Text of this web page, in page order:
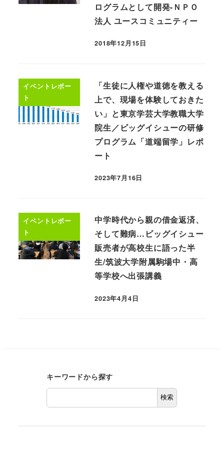
ログラムとして開発-ＮＰＯ
法人 ユースコミュニティー
2018年12月15日
イベントレポー
ト
「生徒に人権や道徳を教える
上で、現場を体験しておきた
い」と東京学芸大学教職大学
院生／ビッグイシューの研修
プログラム「道端留学」レポ
ート
2023年7月16日
イベントレポー
ト
中学時代から親の借金返済、
そして難病…ビッグイシュー
販売者が高校生に語った半
生/筑波大学附属駒場中・高
等学校へ出張講義
2023年4月4日
キーワードから探す
検索